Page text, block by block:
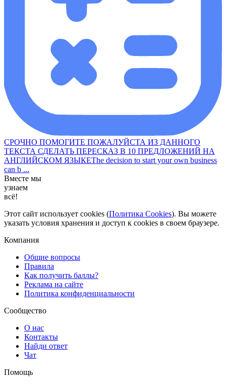
СРОЧНО ПОМОГИТЕ ПОЖАЛУЙСТА ИЗ ДАННОГО
ТЕКСТА СДЕЛАТЬ ПЕРЕСКАЗ В 10 ПРЕДЛОЖЕНИЙ НА
АНГЛИЙСКОМ ЯЗЫКЕThe decision to start your own business
can b ...
Вместе мы
узнаем
всё!
Этот сайт использует cookies (Политика Cookies). Вы можете
указать условия хранения и доступ к cookies в своем браузере.
Компания
Общие вопросы
Правила
Как получить баллы?
Реклама на сайте
Политика конфиденциальности
Сообщество
О нас
Контакты
Найди ответ
Чат
Помощь